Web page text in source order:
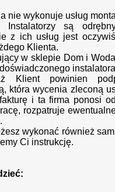
nie wykonuje usług
Instalatorzy są
z ich usług jest
Klienta.
w sklepie Dom i
Klient powinien
która wycenia zleconą
i ta firma ponosi
rozpatruje
wykonać również
Ci instrukcję.